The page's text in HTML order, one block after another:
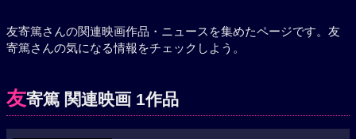
友寄篤さんの関連映画作品・ニュースを集めたページです。友
寄篤さんの気になる情報をチェックしよう。
友寄篤 関連映画 1作品